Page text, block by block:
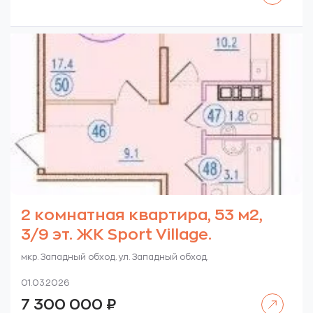
2 комнатная квартира, 53 м2,
3/9 эт. ЖК Sport Village.
мкр. Западный обход. ул. Западный обход.
01.03.2026
7 300 000 ₽